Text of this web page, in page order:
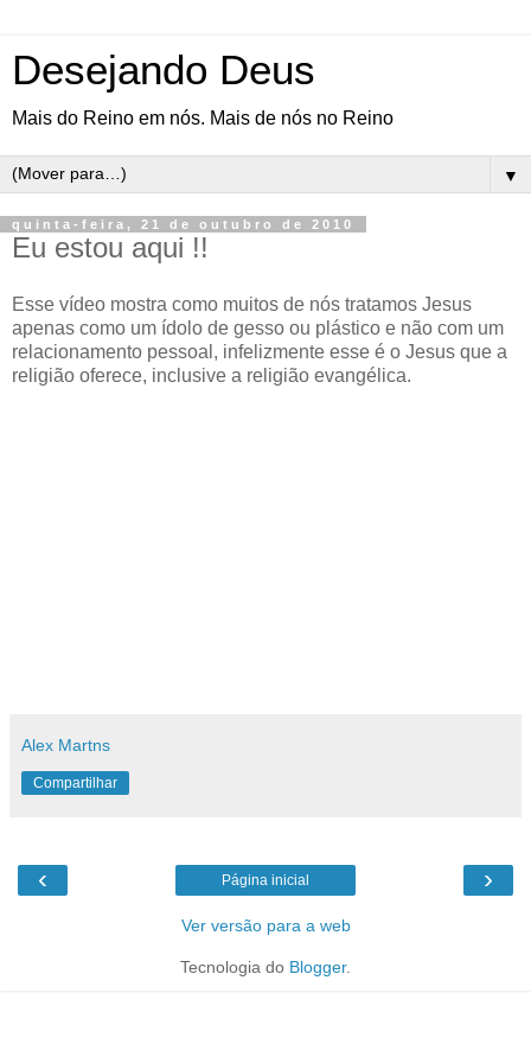
Desejando Deus
Mais do Reino em nós. Mais de nós no Reino
▼
quinta-feira, 21 de outubro de 2010
Eu estou aqui !!
Esse vídeo mostra como muitos de nós tratamos Jesus
apenas como um ídolo de gesso ou plástico e não com um
relacionamento pessoal, infelizmente esse é o Jesus que a
religião oferece, inclusive a religião evangélica.
Alex Martns
Compartilhar
‹ ›
Página inicial
Ver versão para a web
Tecnologia do Blogger.